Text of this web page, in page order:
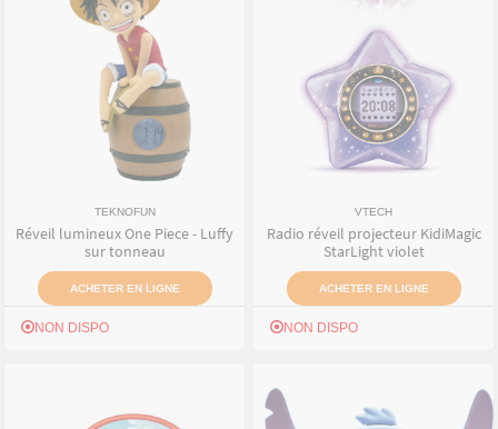
TEKNOFUN
Réveil lumineux One Piece - Luffy
sur tonneau
ACHETER EN LIGNE
NON DISPO
VTECH
Radio réveil projecteur KidiMagic
StarLight violet
ACHETER EN LIGNE
NON DISPO